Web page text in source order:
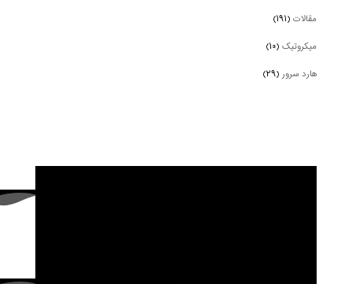
مقالات(۱۹۱)
میکروتیک(۱۰)
هارد سرور (۲۹)